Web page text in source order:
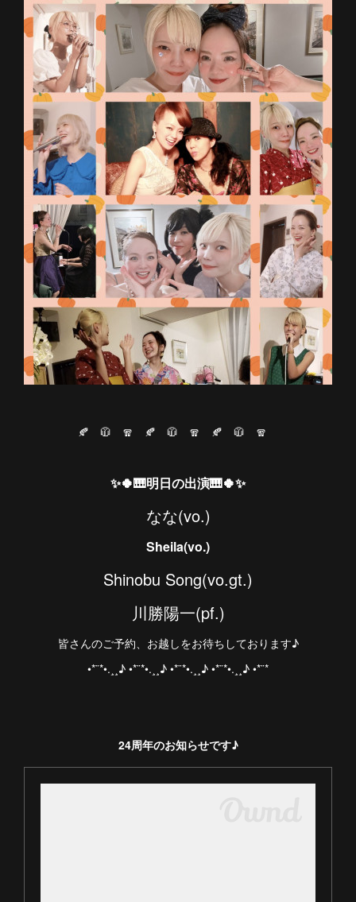
🍂 🧥 🧣 🍂 🧥 🧣 🍂 🧥 🧣
✨🍀🎹明日の出演🎹🍀✨
なな(vo.)
Sheila(vo.)
Shinobu Song(vo.gt.)
川勝陽一(pf.)
皆さんのご予約、お越しをお待ちしております♪
•*¨*•.¸¸♪ •*¨*•.¸¸♪ •*¨*•.¸¸♪ •*¨*•.¸¸♪ •*¨*
24周年のお知らせです♪